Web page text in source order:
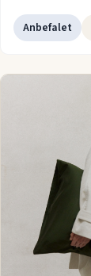
ønskede at
skabt med
Hos
kan skabe
skandinavisk
Anbefalet